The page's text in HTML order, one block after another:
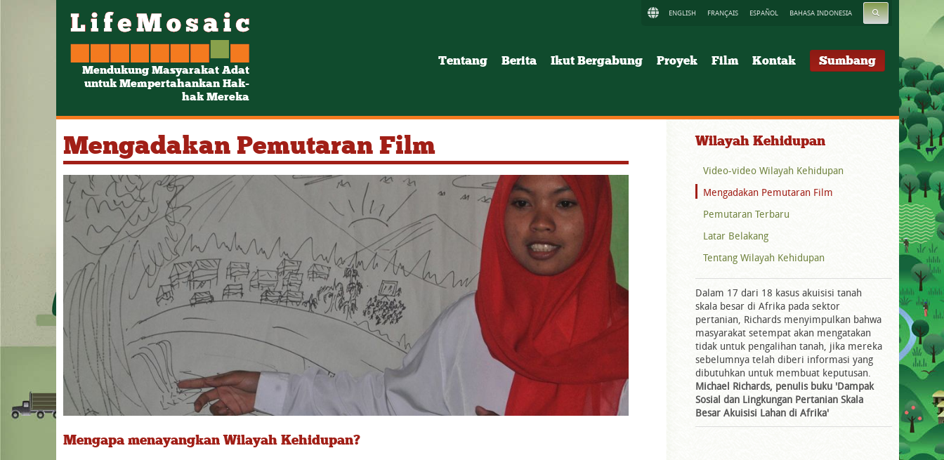
Mendukung Masyarakat Adat
untuk Mempertahankan Hak-
hak Mereka
ENGLISH FRANÇAIS ESPAÑOL BAHASA INDONESIA CARI
Tentang Berita Ikut Bergabung Proyek Film Kontak Sumbang
Mengadakan Pemutaran Film
Mengapa menayangkan Wilayah Kehidupan?
Wilayah Kehidupan
Video-video Wilayah Kehidupan
Mengadakan Pemutaran Film
Pemutaran Terbaru
Latar Belakang
Tentang Wilayah Kehidupan
Dalam 17 dari 18 kasus akuisisi tanah
skala besar di Afrika pada sektor
pertanian, Richards menyimpulkan bahwa
masyarakat setempat akan mengatakan
tidak untuk pengalihan tanah, jika mereka
sebelumnya telah diberi informasi yang
dibutuhkan untuk membuat keputusan.
Michael Richards, penulis buku 'Dampak
Sosial dan Lingkungan Pertanian Skala
Besar Akuisisi Lahan di Afrika'